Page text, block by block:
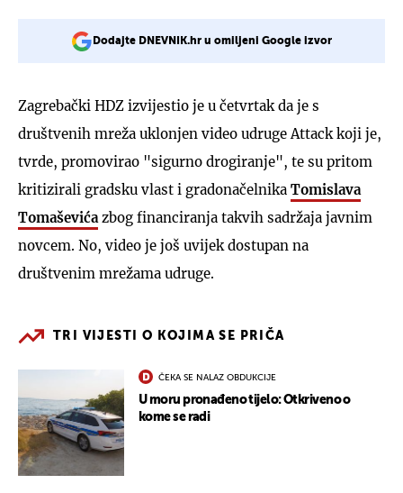
Dodajte DNEVNIK.hr u omiljeni Google izvor
Zagrebački HDZ izvijestio je u četvrtak da je s
društvenih mreža uklonjen video udruge Attack koji je,
tvrde, promovirao "sigurno drogiranje", te su pritom
kritizirali gradsku vlast i gradonačelnika Tomislava
Tomaševića zbog financiranja takvih sadržaja javnim
novcem. No, video je još uvijek dostupan na
društvenim mrežama udruge.
TRI VIJESTI O KOJIMA SE PRIČA
ČEKA SE NALAZ OBDUKCIJE
U moru pronađeno tijelo: Otkriveno o
kome se radi